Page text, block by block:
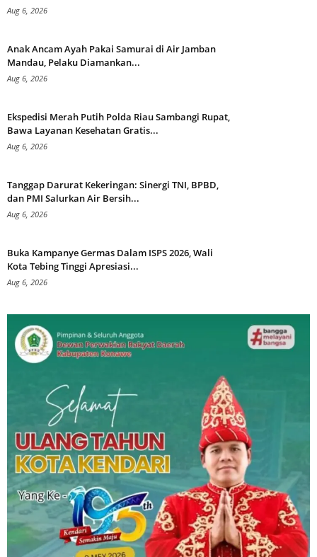
Aug 6, 2026
Anak Ancam Ayah Pakai Samurai di Air Jamban
Mandau, Pelaku Diamankan...
Aug 6, 2026
Ekspedisi Merah Putih Polda Riau Sambangi Rupat,
Bawa Layanan Kesehatan Gratis...
Aug 6, 2026
Tanggap Darurat Kekeringan: Sinergi TNI, BPBD,
dan PMI Salurkan Air Bersih...
Aug 6, 2026
Buka Kampanye Germas Dalam ISPS 2026, Wali
Kota Tebing Tinggi Apresiasi...
Aug 6, 2026